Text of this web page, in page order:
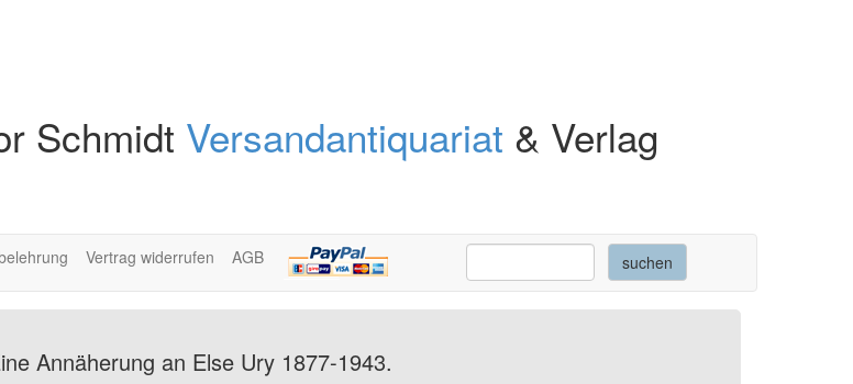
Schmidt Versandantiquariat & Verlag
Vertrag widerrufen AGB
Annäherung an Else Ury 1877-1943.